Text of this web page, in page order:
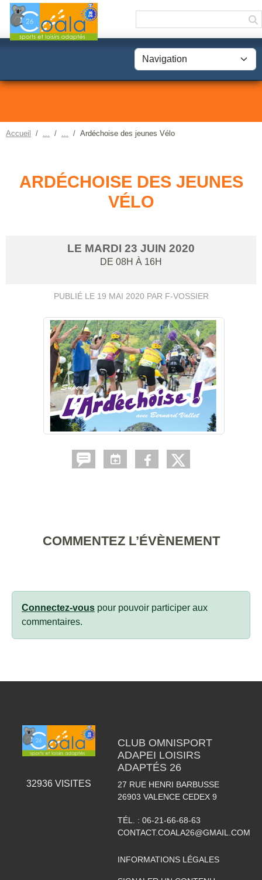
Accueil Ardéchoise des jeunes Vélo
ARDÉCHOISE DES JEUNES
VÉLO
LE MARDI 23 JUIN 2020
DE 08H À 16H
PUBLIÉ LE 19 MAI 2020 PAR F-VOSSIER
COMMENTEZ L’ÉVÈNEMENT
Connectez-vous pour pouvoir participer aux
commentaires.
32936VISITES
CLUB OMNISPORT
ADAPEI LOISIRS
ADAPTÉS 26
27 RUE HENRI BARBUSSE
26903 VALENCE CEDEX 9
TÉL. : 06-21-66-68-63
CONTACT.COALA26@GMAIL.COM
INFORMATIONS LÉGALES
Panneau de gestion des cookies